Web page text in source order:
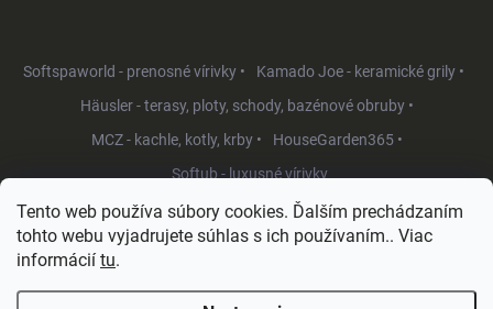
Tento web používa súbory cookies. Ďalším prechádzaním
tohto webu vyjadrujete súhlas s ich používaním.. Viac
informácií tu.
Softspaworld - prenosné vírivky •
Kamado Joe - keramické grily •
Häusler - terasy, ploty, schody, bazénové obruby •
MCZ - kachle, kotly, krby •
HouseGarden365 •
Softub - luxusné vírivky